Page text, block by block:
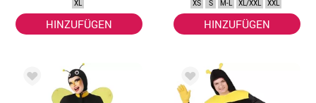
XL
HINZUFÜGEN
XS S M-L XL/XXL XXL
HINZUFÜGEN